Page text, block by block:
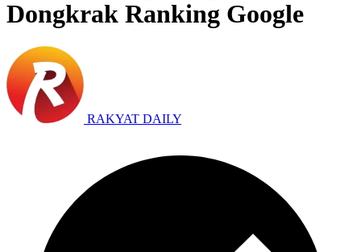
Dongkrak Ranking Google
RAKYAT DAILY